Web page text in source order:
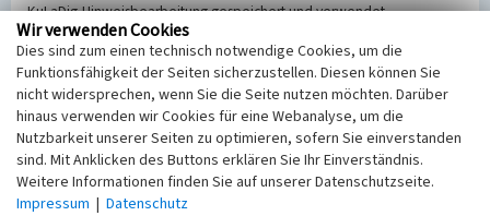
KuLaDig-Hinweisbearbeitung gespeichert und verwendet.
Selbstverständlich werden diese entsprechend der Vorschriften des
Telemediengesetzes, des Datenschutzgesetzes NRW und der seit
dem 25.05.2018 gültigen Europäischen Datenschutzgrundverordnung
(EU-DSGVO) vertraulich behandelt, beachten Sie bitte unsere
Hinweise zumDatenschutz
Nachricht
Wir verwenden Cookies
Dies sind zum einen technisch notwendige Cookies, um die
Funktionsfähigkeit der Seiten sicherzustellen. Diesen können Sie
nicht widersprechen, wenn Sie die Seite nutzen möchten. Darüber
hinaus verwenden wir Cookies für eine Webanalyse, um die
Nutzbarkeit unserer Seiten zu optimieren, sofern Sie einverstanden
sind. Mit Anklicken des Buttons erklären Sie Ihr Einverständnis.
Weitere Informationen finden Sie auf unserer Datenschutzseite.
Impressum | Datenschutz